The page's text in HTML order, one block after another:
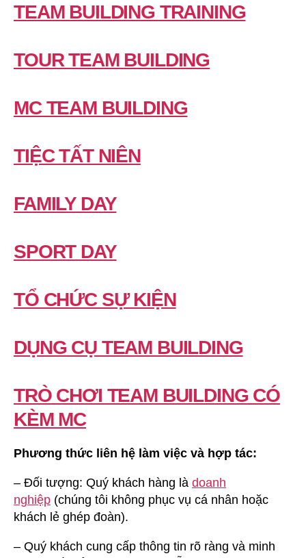
TEAM BUILDING TRAINING
TOUR TEAM BUILDING
MC TEAM BUILDING
TIỆC TẤT NIÊN
FAMILY DAY
SPORT DAY
TỔ CHỨC SỰ KIỆN
DỤNG CỤ TEAM BUILDING
TRÒ CHƠI TEAM BUILDING CÓ
KÈM MC
Phương thức liên hệ làm việc và hợp tác:
– Đối tượng: Quý khách hàng là doanh
nghiệp (chúng tôi không phục vụ cá nhân hoặc
khách lẻ ghép đoàn).
– Quý khách cung cấp thông tin rõ ràng và minh